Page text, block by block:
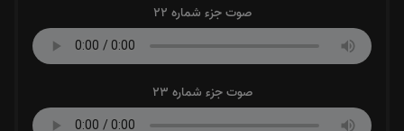
صوت جزء شماره 22
صوت جزء شماره 23